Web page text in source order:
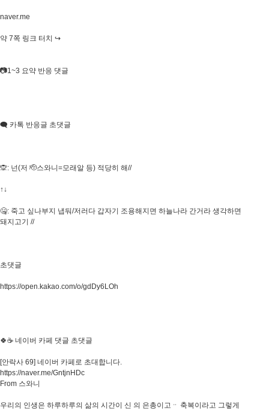
naver.me
약 7쪽 링크 터치 ↪️
📷1~3 요약 반응 댓글
🗨 카톡 반응글 초댓글
🙊: 넌(저 🫡스와니=모래알 등) 적당히 해//
↑↓
🤐: 죽고 싶나부지 냅둬/저러다 갑자기 조용해지면 하늘나라 간거라 생각하면
돼지고기 //
초댓글
https://open.kakao.com/o/gdDy6LOh
🍀☕ 네이버 카페 댓글 초댓글
[안락사 69] 네이버 카페로 초대합니다.
https://naver.me/GntjnHDc
From 스와니
우리의 인생은 하루하루의 삶의 시간이 신 의 은총이고ᆢ 축복이라고 그렇게